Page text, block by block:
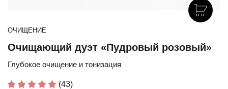
ОЧИЩЕНИЕ
Очищающий дуэт «Пудровый розовый»
Глубокое очищение и тонизация
(43)